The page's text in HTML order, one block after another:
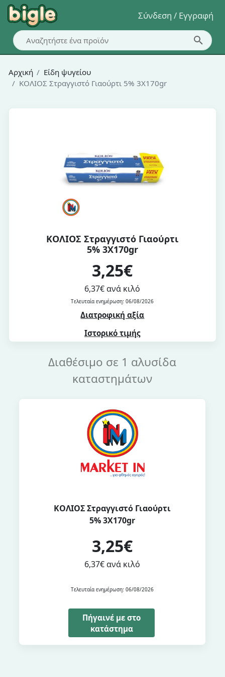
Σύνδεση / Εγγραφή
Αρχική
Είδη ψυγείου
ΚΟΛΙΟΣ Στραγγιστό Γιαούρτι 5% 3Χ170gr
ΚΟΛΙΟΣ Στραγγιστό Γιαούρτι
5% 3Χ170gr
3,25€
6,37€ ανά κιλό
Τελευταία ενημέρωση: 06/08/2026
Διατροφική αξία
Ιστορικό τιμής
Διαθέσιμο σε 1 αλυσίδα
καταστημάτων
ΚΟΛΙΟΣ Στραγγιστό Γιαούρτι
5% 3Χ170gr
3,25€
6,37€ ανά κιλό
Τελευταία ενημέρωση: 06/08/2026
Πήγαινέ με στο
κατάστημα